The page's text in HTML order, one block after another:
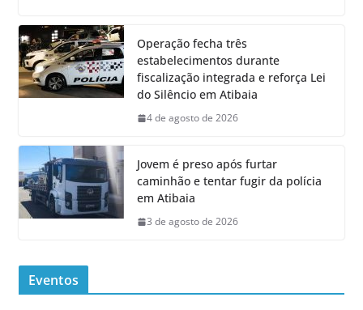
Operação fecha três
estabelecimentos durante
fiscalização integrada e reforça Lei
do Silêncio em Atibaia
4 de agosto de 2026
Jovem é preso após furtar
caminhão e tentar fugir da polícia
em Atibaia
3 de agosto de 2026
Eventos